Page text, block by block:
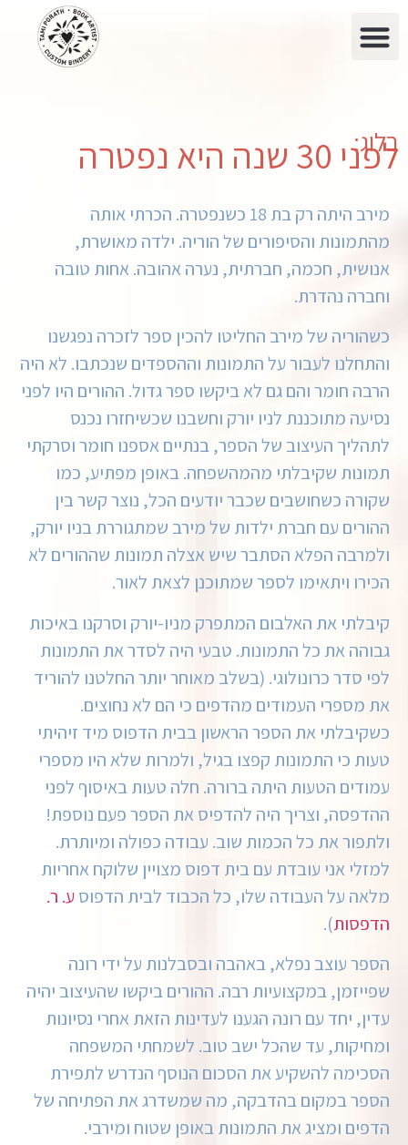
בלוג:
לפני 30 שנה היא נפטרה
מירב היתה רק בת 18 כשנפטרה. הכרתי אותה
מהתמונות והסיפורים של הוריה. ילדה מאושרת,
אנושית, חכמה, חברתית, נערה אהובה. אחות טובה
וחברה נהדרת.
כשהוריה של מירב החליטו להכין ספר לזכרה נפגשנו
והתחלנו לעבור על התמונות וההספדים שנכתבו. לא היה
הרבה חומר והם גם לא ביקשו ספר גדול. ההורים היו לפני
נסיעה מתוכננת לניו יורק וחשבנו שכשיחזרו נכנס
לתהליך העיצוב של הספר, בנתיים אספנו חומר וסרקתי
תמונות שקיבלתי מהמהשפחה. באופן מפתיע, כמו
שקורה כשחושבים שכבר יודעים הכל, נוצר קשר בין
ההורים עם חברת ילדות של מירב שמתגוררת בניו יורק,
ולמרבה הפלא הסתבר שיש אצלה תמונות שההורים לא
הכירו ויתאימו לספר שמתוכנן לצאת לאור.
קיבלתי את האלבום המתפרק מניו-יורק וסרקנו באיכות
גבוהה את כל התמונות. טבעי היה לסדר את התמונות
לפי סדר כרונולוגי. (בשלב מאוחר יותר החלטנו להוריד
את מספרי העמודים מהדפים כי הם לא נחוצים.
כשקיבלתי את הספר הראשון בבית הדפוס מיד זיהיתי
טעות כי התמונות קפצו בגיל, ולמרות שלא היו מספרי
עמודים הטעות היתה ברורה. חלה טעות באיסוף לפני
ההדפסה, וצריך היה להדפיס את הספר פעם נוספת!
ולתפור את כל הכמות שוב. עבודה כפולה ומיותרת.
למזלי אני עובדת עם בית דפוס מצויין שלוקח אחריות
מלאה על העבודה שלו, כל הכבוד לבית הדפוס ע. ר.
הדפסות).
הספר עוצב נפלא, באהבה ובסבלנות על ידי רונה
שפייזמן, במקצועיות רבה. ההורים ביקשו שהעיצוב יהיה
עדין, יחד עם רונה הגענו לעדינות הזאת אחרי נסיונות
ומחיקות, עד שהכל ישב טוב. לשמחתי המשפחה
הסכימה להשקיע את הסכום הנוסף הנדרש לתפירת
הספר במקום בהדבקה, מה שמשדרג את הפתיחה של
הדפים ומציג את התמונות באופן שטוח ומירבי.